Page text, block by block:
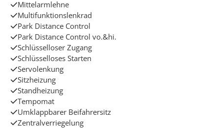
Mittelarmlehne
Multifunktionslenkrad
Park Distance Control
Park Distance Control vo.&hi.
Schlüsselloser Zugang
Schlüsselloses Starten
Servolenkung
Sitzheizung
Standheizung
Tempomat
Umklappbarer Beifahrersitz
Zentralverriegelung